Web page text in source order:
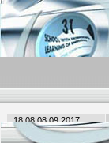
18:08 08.09.2017